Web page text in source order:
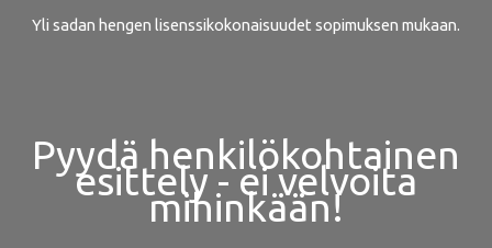
Yli sadan hengen lisenssikokonaisuudet sopimuksen mukaan.
Pyydä henkilökohtainen
esittely - ei velvoita
mihinkään!